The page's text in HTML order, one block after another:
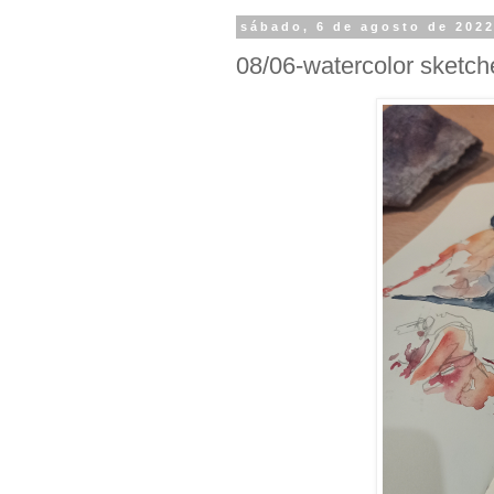
sábado, 6 de agosto de
08/06-watercolor